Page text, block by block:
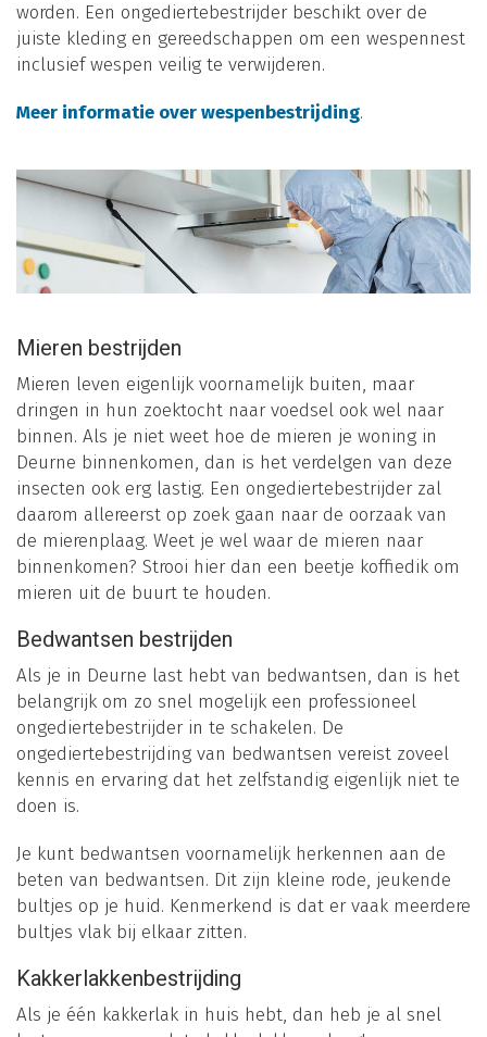
worden. Een ongediertebestrijder beschikt over de
juiste kleding en gereedschappen om een wespennest
inclusief wespen veilig te verwijderen.
Meer informatie over wespenbestrijding.
Mieren bestrijden
Mieren leven eigenlijk voornamelijk buiten, maar
dringen in hun zoektocht naar voedsel ook wel naar
binnen. Als je niet weet hoe de mieren je woning in
Deurne binnenkomen, dan is het verdelgen van deze
insecten ook erg lastig. Een ongediertebestrijder zal
daarom allereerst op zoek gaan naar de oorzaak van
de mierenplaag. Weet je wel waar de mieren naar
binnenkomen? Strooi hier dan een beetje koffiedik om
mieren uit de buurt te houden.
Bedwantsen bestrijden
Als je in Deurne last hebt van bedwantsen, dan is het
belangrijk om zo snel mogelijk een professioneel
ongediertebestrijder in te schakelen. De
ongediertebestrijding van bedwantsen vereist zoveel
kennis en ervaring dat het zelfstandig eigenlijk niet te
doen is.
Je kunt bedwantsen voornamelijk herkennen aan de
beten van bedwantsen. Dit zijn kleine rode, jeukende
bultjes op je huid. Kenmerkend is dat er vaak meerdere
bultjes vlak bij elkaar zitten.
Kakkerlakkenbestrijding
Als je één kakkerlak in huis hebt, dan heb je al snel